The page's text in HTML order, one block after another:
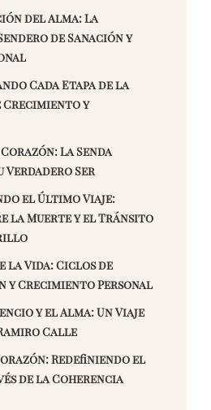
del Alma: La
de Sanación y
Cada Etapa de la
Crecimiento y
La Senda
Verdadero Ser
el Último Viaje:
la Muerte y el Tránsito
la Vida: Ciclos de
y Crecimiento Personal
y el Alma: Un Viaje
Calle
Redefiniendo el
de la Coherencia